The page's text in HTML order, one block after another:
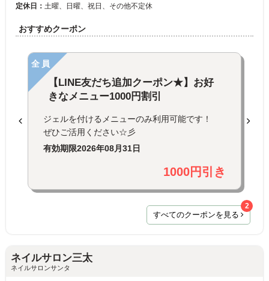
定休日： 土曜、日曜、祝日、その他不定休
おすすめクーポン
全員
【LINE友だち追加クーポン★】お好
きなメニュー1000円割引
ジェルを付けるメニューのみ利用可能です！
ぜひご活用ください☆彡
有効期限2026年08月31日
1000円引き
すべてのクーポンを見る
2
ネイルサロン三太
ネイルサロンサンタ